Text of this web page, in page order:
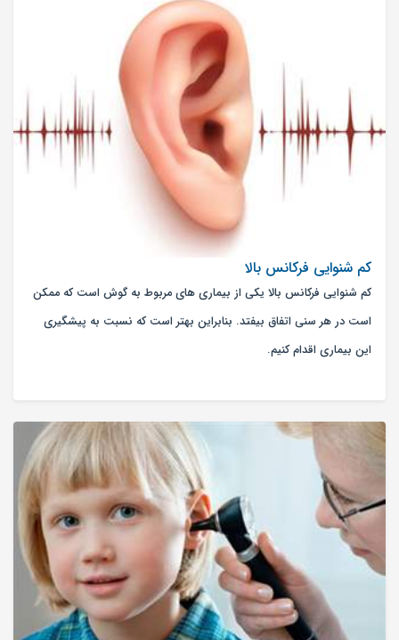
کم شنوایی فرکانس بالا
کم شنوایی فرکانس بالا یکی از بیماری های مربوط به گوش است که ممکن
است در هر سنی اتفاق بیفتد. بنابراین بهتر است که نسبت به پیشگیری
این بیماری اقدام کنیم.